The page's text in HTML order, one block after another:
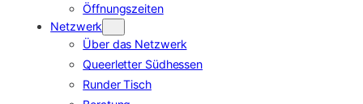
Öffnungszeiten
Netzwerk
Über das Netzwerk
Queerletter Südhessen
Runder Tisch